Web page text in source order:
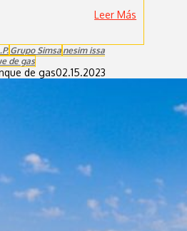
Leer Más
Grupo Simsa nesim issa
de gas
de gas02.15.2023